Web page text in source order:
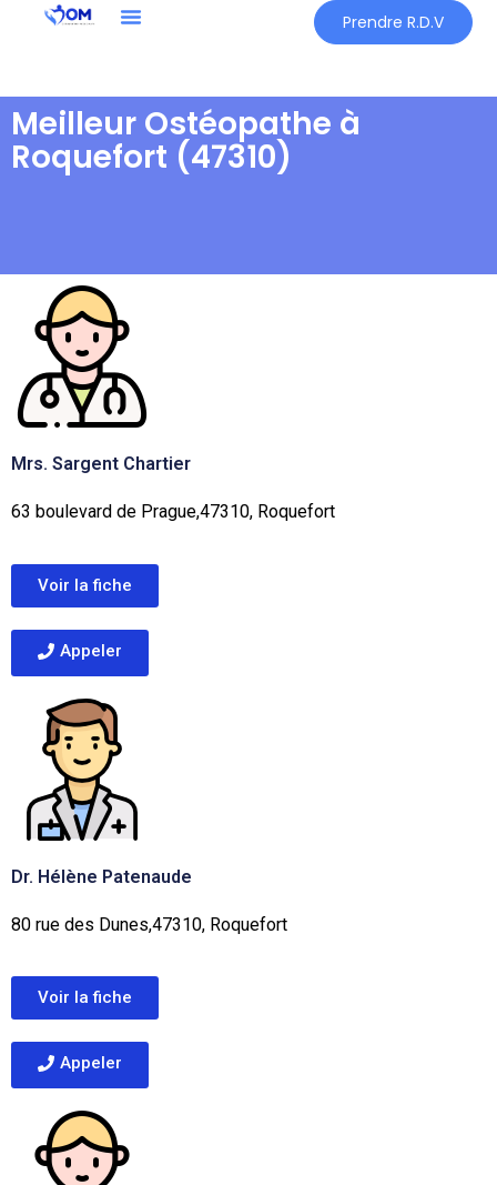
Prendre R.D.V
Meilleur Ostéopathe à
Roquefort (47310)
Mrs. Sargent Chartier
63 boulevard de Prague,47310, Roquefort
Voir la fiche
Appeler
Dr. Hélène Patenaude
80 rue des Dunes,47310, Roquefort
Voir la fiche
Appeler